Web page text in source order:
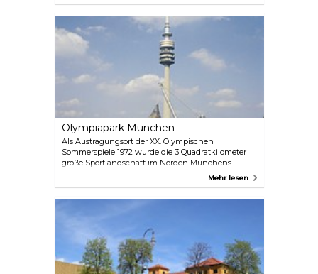
Goetz in mehreren Ausstellungen im ehemaligen
Luftschutzbunker gezeigt. Neben den
Ausstellungen und Veranstaltungen legt die
Institution einen Schwerpunkt auf Forschung,
Studium und Wissensvermittlung.
Olympiapark München
Als Austragungsort der XX. Olympischen
Sommerspiele 1972 wurde die 3 Quadratkilometer
große Sportlandschaft im Norden Münchens
errichtet. Der Park dient auch heute noch als Ort
atemberaubenden Blick auf die Stadt und die
Alpen in der Ferne haben.
Mehr lesen